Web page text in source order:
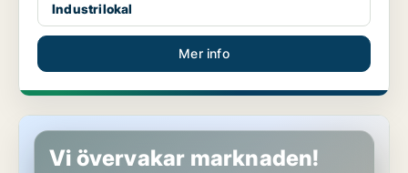
Industrilokal
Mer info
Industrilokal i Skara
Vi övervakar marknaden!